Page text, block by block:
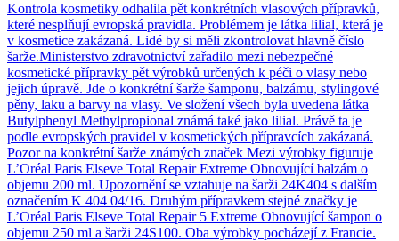
Kontrola kosmetiky odhalila pět konkrétních vlasových přípravků,
které nesplňují evropská pravidla. Problémem je látka lilial, která je
v kosmetice zakázaná. Lidé by si měli zkontrolovat hlavně číslo
šarže.Ministerstvo zdravotnictví zařadilo mezi nebezpečné
kosmetické přípravky pět výrobků určených k péči o vlasy nebo
jejich úpravě. Jde o konkrétní šarže šamponu, balzámu, stylingové
pěny, laku a barvy na vlasy. Ve složení všech byla uvedena látka
Butylphenyl Methylpropional známá také jako lilial. Právě ta je
podle evropských pravidel v kosmetických přípravcích zakázaná.
Pozor na konkrétní šarže známých značek Mezi výrobky figuruje
L’Oréal Paris Elseve Total Repair Extreme Obnovující balzám o
objemu 200 ml. Upozornění se vztahuje na šarži 24K404 s dalším
označením K 404 04/16. Druhým přípravkem stejné značky je
L’Oréal Paris Elseve Total Repair 5 Extreme Obnovující šampon o
objemu 250 ml a šarži 24S100. Oba výrobky pocházejí z Francie.